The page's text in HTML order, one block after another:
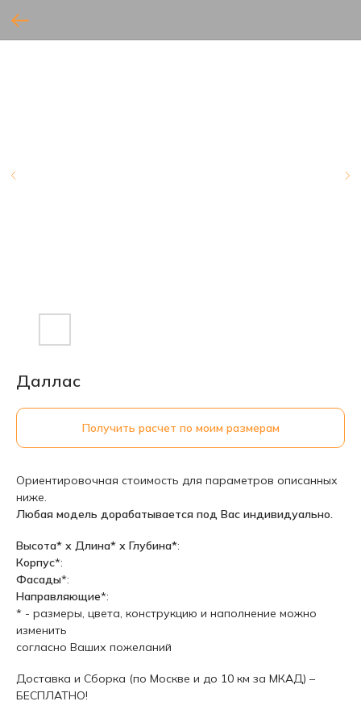
Даллас
Получить расчет по моим размерам
Ориентировочная стоимость для параметров описанных
ниже.
Любая модель дорабатывается под Вас индивидуально.
Высота* х Длина* х Глубина*:
Корпус*:
Фасады*:
Направляющие*:
* - размеры, цвета, конструкцию и наполнение можно
изменить
согласно Ваших пожеланий
Доставка и Сборка (по Москве и до 10 км за МКАД) –
БЕСПЛАТНО!